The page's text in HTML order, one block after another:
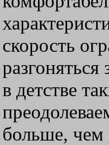
скорость
в детстве
больше,